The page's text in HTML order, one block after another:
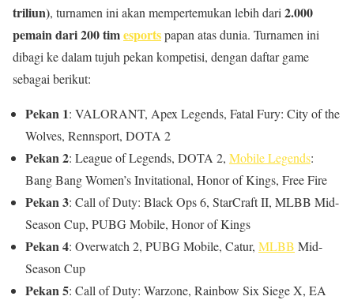
triliun), turnamen ini akan mempertemukan lebih dari 2.000
pemain dari 200 timesportspapan atas dunia. Turnamen ini
dibagi ke dalam tujuh pekan kompetisi, dengan daftar game
sebagai berikut:
Pekan 1: VALORANT, Apex Legends, Fatal Fury: City of the
Wolves, Rennsport, DOTA 2
Pekan 2: League of Legends, DOTA 2, Mobile Legends:
Bang Bang Women’s Invitational, Honor of Kings, Free Fire
Pekan 3: Call of Duty: Black Ops 6, StarCraft II, MLBB Mid-
Season Cup, PUBG Mobile, Honor of Kings
Pekan 4: Overwatch 2, PUBG Mobile, Catur, MLBB Mid-
Season Cup
Pekan 5: Call of Duty: Warzone, Rainbow Six Siege X, EA